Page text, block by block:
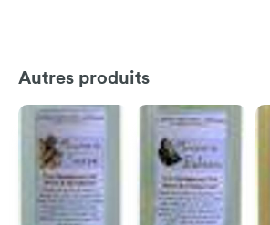
Autres produits